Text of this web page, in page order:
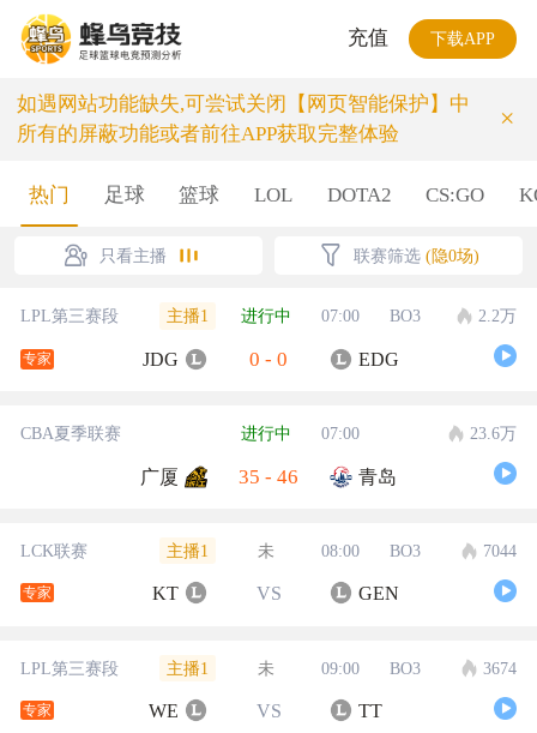
充值 下载APP
如遇网站功能缺失,可尝试关闭【网页智能保护】中
所有的屏蔽功能或者前往APP获取完整体验
×
热门 足球 篮球 LOL DOTA2 CS:GO
只看主播 联赛筛选 (隐0场)
LPL第三赛段 主播1 进行中 07:00 BO3 2.2万
专家 JDG 0 - 0 EDG
CBA夏季联赛 进行中 07:00 23.6万
广厦 35 - 46 青岛
LCK联赛 主播1 未 08:00 BO3 7044
专家 KT VS GEN
LPL第三赛段 主播1 未 09:00 BO3 3674
专家 WE VS TT